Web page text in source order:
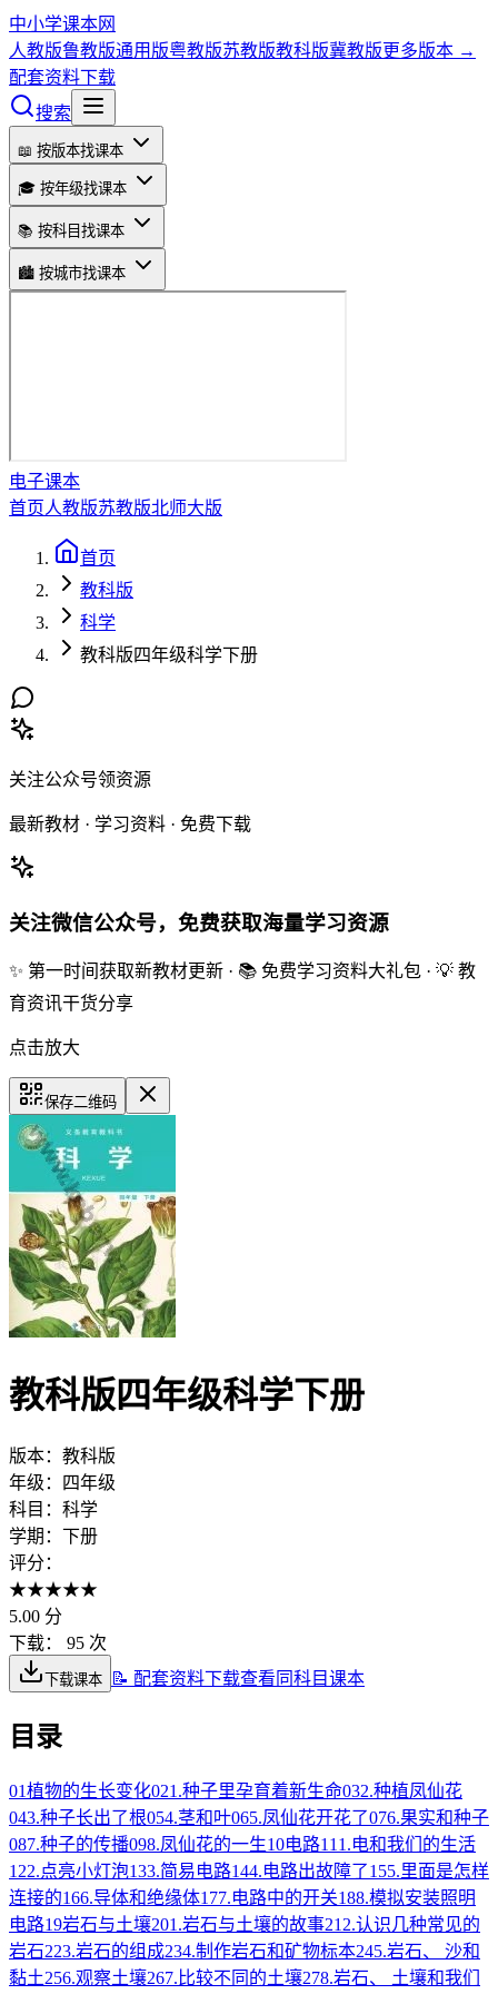
中小学课本网
人教版鲁教版通用版粤教版苏教版教科版冀教版更多版本 →
配套资料下载
搜索
📖 按版本找课本
🎓 按年级找课本
📚 按科目找课本
🏙️ 按城市找课本
电子课本
首页人教版苏教版北师大版
首页
教科版
科学
教科版四年级科学下册
关注公众号领资源
最新教材 · 学习资料 · 免费下载
关注微信公众号，免费获取海量学习资源
✨ 第一时间获取新教材更新 · 📚 免费学习资料大礼包 · 💡 教
育资讯干货分享
点击放大
保存二维码
教科版四年级科学下册
版本： 教科版
年级：
四年级
科目： 科学
学期： 下册
评分：
★★★★★
5.00 分
下载：
95 次
下载课本 📝 配套资料下载查看同科目课本
目录
01植物的生长变化021.种子里孕育着新生命032.种植凤仙花
043.种子长出了根054.茎和叶065.凤仙花开花了076.果实和种子
087.种子的传播098.凤仙花的一生10电路11 1.电和我们的生活
122.点亮小灯泡133.简易电路144.电路出故障了155.里面是怎样
连接的166.导体和绝缘体177.电路中的开关188.模拟安装照明
电路19岩石与土壤201.岩石与土壤的故事21 2.认识几种常见的
岩石223.岩石的组成234.制作岩石和矿物标本245.岩石、 沙和
黏土256.观察土壤267.比较不同的土壤278.岩石、 土壤和我们